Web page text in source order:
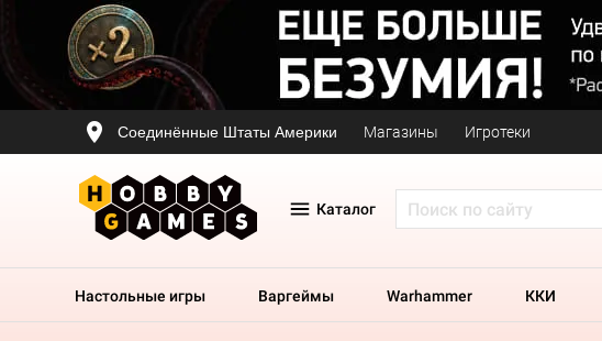
Соединённые Штаты Америки Магазины Игротеки
Каталог
Настольные игры Варгеймы Warhammer ККИ